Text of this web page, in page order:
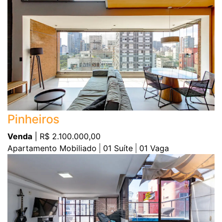
Pinheiros
Venda | R$ 2.100.000,00
Apartamento Mobiliado
01 Suíte 01 Vaga